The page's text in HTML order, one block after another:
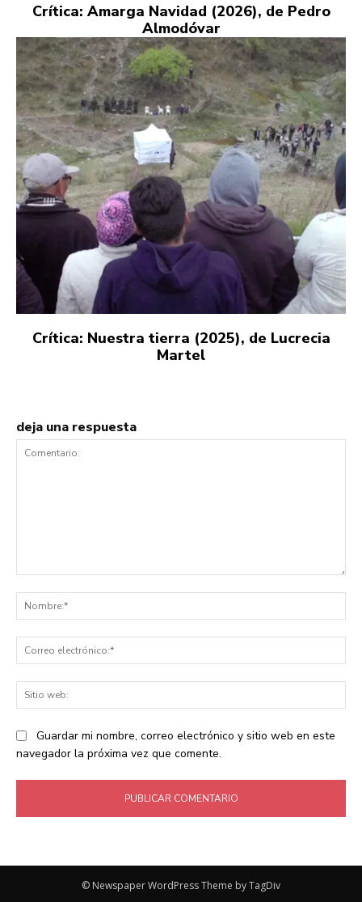
Crítica: Amarga Navidad (2026), de Pedro
Almodóvar
Crítica: Nuestra tierra (2025), de Lucrecia
Martel
deja una respuesta
Guardar mi nombre, correo electrónico y sitio web en este
navegador la próxima vez que comente.
© Newspaper WordPress Theme by TagDiv